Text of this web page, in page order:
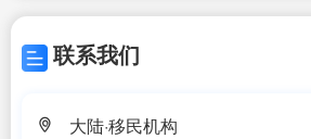
联系我们
大陆·移民机构